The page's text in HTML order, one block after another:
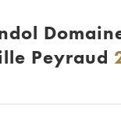
Peyraud